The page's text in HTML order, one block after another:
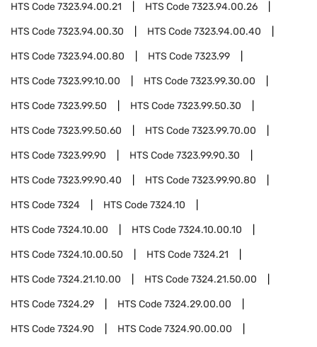
HTS Code7323.94.00.21 HTS Code7323.94.00.26
HTS Code7323.94.00.30 HTS Code7323.94.00.40
HTS Code7323.94.00.80 HTS Code7323.99
HTS Code7323.99.10.00 HTS Code7323.99.30.00
HTS Code7323.99.50 HTS Code7323.99.50.30
HTS Code7323.99.50.60 HTS Code7323.99.70.00
HTS Code7323.99.90 HTS Code7323.99.90.30
HTS Code7323.99.90.40 HTS Code7323.99.90.80
HTS Code7324 HTS Code7324.10
HTS Code7324.10.00 HTS Code7324.10.00.10
HTS Code7324.10.00.50 HTS Code7324.21
HTS Code7324.21.10.00 HTS Code7324.21.50.00
HTS Code7324.29 HTS Code7324.29.00.00
HTS Code7324.90 HTS Code7324.90.00.00